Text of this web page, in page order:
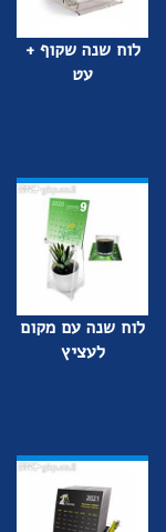
לוח שנה שקוף +
עט
לוח שנה עם מקום
לעציץ